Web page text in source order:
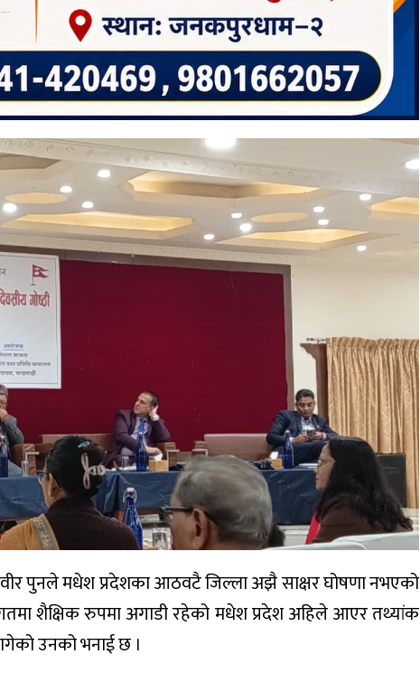
पुनले मधेश प्रदेशका आठवटै जिल्ला अझै साक्षर घोषणा नभएको
शैक्षिक रुपमा अगाडी रहेको मधेश प्रदेश अहिले आएर तथ्यांक
उनको भनाई छ ।